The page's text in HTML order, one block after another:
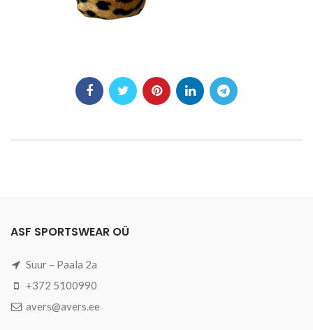
ASF SPORTSWEAR OÜ
Suur – Paala 2a
+372 5100990
avers@avers.ee